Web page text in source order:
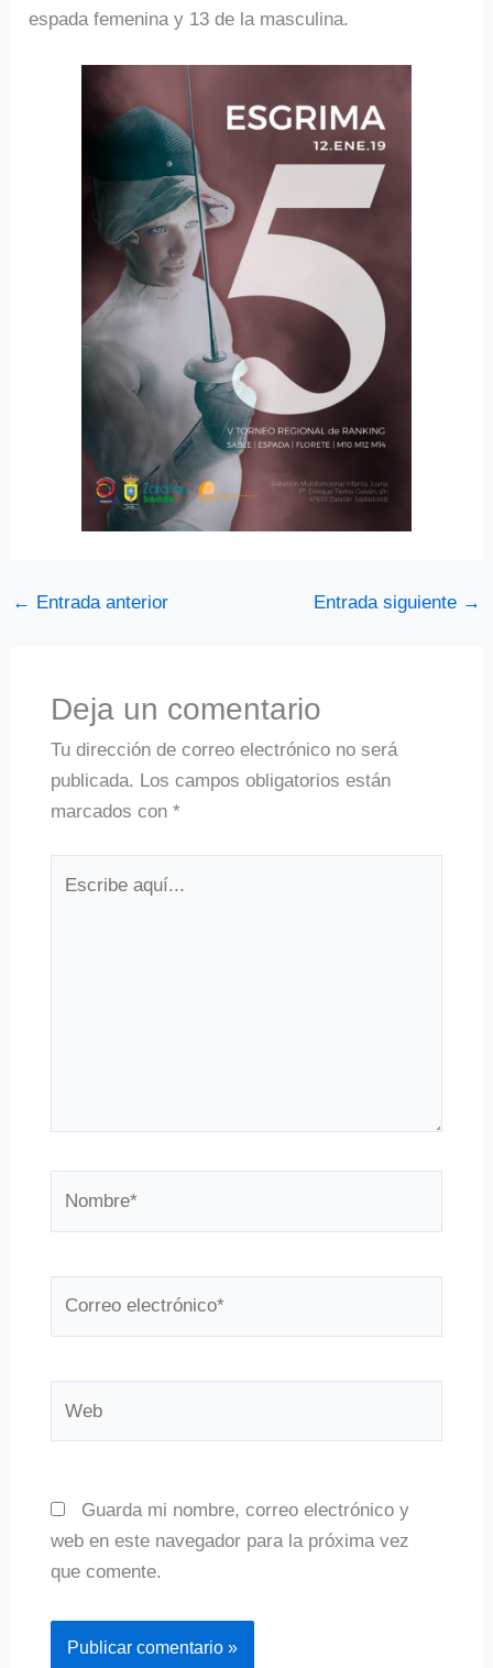
espada femenina y 13 de la masculina.
← Entrada anterior Entrada siguiente →
Deja un comentario
Tu dirección de correo electrónico no será
publicada. Los campos obligatorios están
marcados con *
Guarda mi nombre, correo electrónico y
web en este navegador para la próxima vez
que comente.